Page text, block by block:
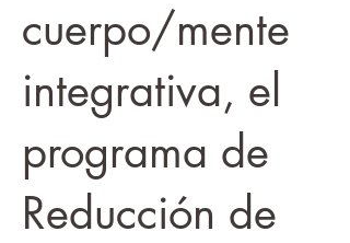
cuerpo/mente
integrativa, el
programa de
Reducción de